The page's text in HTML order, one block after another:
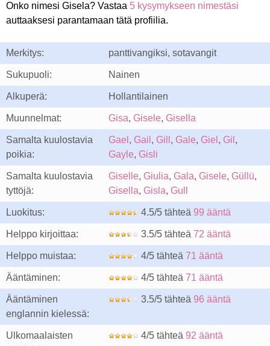
Onko nimesi Gisela? Vastaa 5 kysymykseen nimestäsi
auttaaksesi parantamaan tätä profiilia.
Merkitys: panttivangiksi, sotavangit
Sukupuoli: Nainen
Alkuperä: Hollantilainen
Muunnelmat: Gisa, Gisele, Gisella
Samalta kuulostavia
poikia:
Gael , Gail , Gill , Gale, Giel , Gil ,
Gayle, Gisli
Samalta kuulostavia
tyttöjä:
Giselle, Giulia, Gala, Gisele, Güllü,
Gisella, Gisla, Gull
Luokitus: 4.5/5 tähteä 99 ääntä
Helppo kirjoittaa: 3.5/5 tähteä 72 ääntä
Helppo muistaa: 4/5 tähteä 71 ääntä
Ääntäminen: 4/5 tähteä 71 ääntä
Ääntäminen
englannin kielessä:
3.5/5 tähteä 96 ääntä
Ulkomaalaisten
4/5 tähteä 92 ääntä